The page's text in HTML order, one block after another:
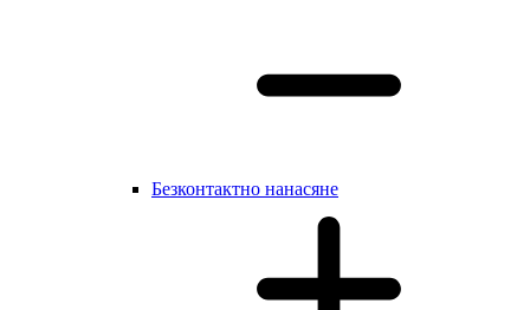
Безконтактно нанасяне